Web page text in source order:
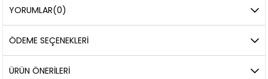
YORUMLAR(0)
ÖDEME SEÇENEKLERI
ÜRÜN ÖNERILERI